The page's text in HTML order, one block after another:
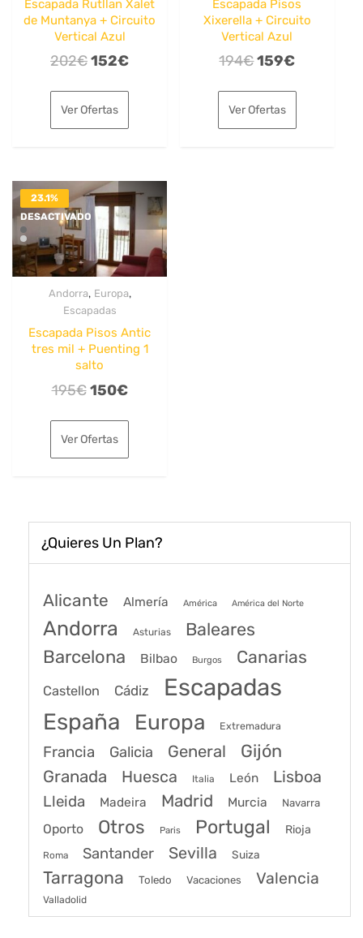
Escapada Rutllan Xalet
de Muntanya + Circuito
Vertical Azul
202€El
original
era:
152€El
es:
Ver Ofertas
Escapada Pisos
Xixerella + Circuito
Vertical Azul
194€El
original
era:
159€El
es:
Ver Ofertas
23.1%
DESACTIVADO
Andorra, Europa,
Escapadas
Escapada Pisos Antic
tres mil + Puenting 1
salto
195€ El
original
era:
150€El
es:
Ver Ofertas
¿Quieres Un Plan?
Alicante Almería América América del Norte
Andorra Asturias Baleares
Barcelona Bilbao Burgos Canarias
Castellon Cádiz Escapadas
España Europa Extremadura
Francia Galicia General Gijón
Granada Huesca Italia León Lisboa
Lleida Madeira Madrid Murcia Navarra
Oporto Otros Paris Portugal Rioja
Roma Santander Sevilla Suiza
Tarragona Toledo Vacaciones Valencia
Valladolid